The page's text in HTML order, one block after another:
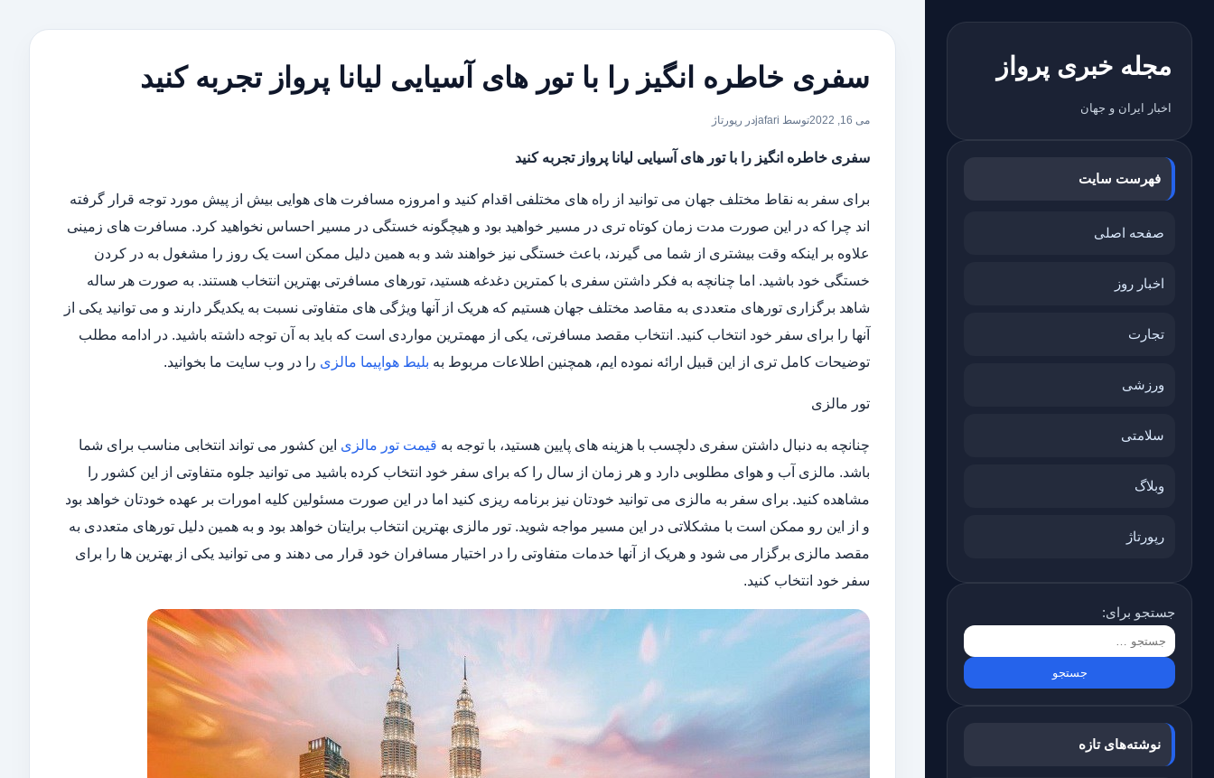
مجله خبری پرواز
اخبار ایران و جهان
فهرست سایت
صفحه اصلی
اخبار روز
تجارت
ورزشی
سلامتی
وبلاگ
رپورتاژ
جستجو برای:
نوشته‌های تازه
سفری خاطره انگیز را با تور های آسیایی لیانا پرواز تجربه کنید
می 16, 2022 توسط jafari در رپورتاژ
سفری خاطره انگیز را با تور های آسیایی لیانا پرواز تجربه کنید
برای سفر به نقاط مختلف جهان می توانید از راه های مختلفی اقدام کنید و امروزه مسافرت های هوایی بیش از پیش مورد توجه قرار گرفته
اند چرا که در این صورت مدت زمان کوتاه تری در مسیر خواهید بود و هیچگونه خستگی در مسیر احساس نخواهید کرد. مسافرت های زمینی
علاوه بر اینکه وقت بیشتری از شما می گیرند، باعث خستگی نیز خواهند شد و به همین دلیل ممکن است یک روز را مشغول به در کردن
خستگی خود باشید. اما چنانچه به فکر داشتن سفری با کمترین دغدغه هستید، تورهای مسافرتی بهترین انتخاب هستند. به صورت هر ساله
شاهد برگزاری تورهای متعددی به مقاصد مختلف جهان هستیم که هریک از آنها ویژگی های متفاوتی نسبت به یکدیگر دارند و می توانید یکی از
آنها را برای سفر خود انتخاب کنید. انتخاب مقصد مسافرتی، یکی از مهمترین مواردی است که باید به آن توجه داشته باشید. در ادامه مطلب
توضیحات کامل تری از این قبیل ارائه نموده ایم، همچنین اطلاعات مربوط به بلیط هواپیما مالزی را در وب سایت ما بخوانید.
تور مالزی
چنانچه به دنبال داشتن سفری دلچسب با هزینه های پایین هستید، با توجه به قیمت تور مالزی این کشور می تواند انتخابی مناسب برای شما
باشد. مالزی آب و هوای مطلوبی دارد و هر زمان از سال را که برای سفر خود انتخاب کرده باشید می توانید جلوه متفاوتی از این کشور را
مشاهده کنید. برای سفر به مالزی می توانید خودتان نیز برنامه ریزی کنید اما در این صورت مسئولین کلیه امورات بر عهده خودتان خواهد بود
و از این رو ممکن است با مشکلاتی در این مسیر مواجه شوید. تور مالزی بهترین انتخاب برایتان خواهد بود و به همین دلیل تورهای متعددی به
مقصد مالزی برگزار می شود و هریک از آنها خدمات متفاوتی را در اختیار مسافران خود قرار می دهند و می توانید یکی از بهترین ها را برای
سفر خود انتخاب کنید.